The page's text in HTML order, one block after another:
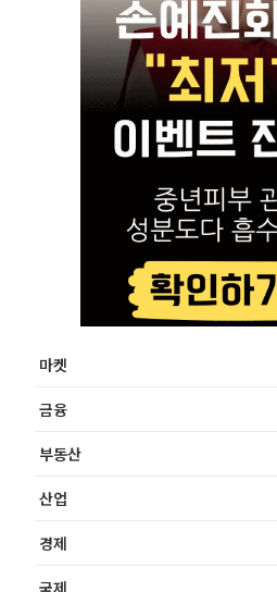
마켓
금융
부동산
산업
경제
국제